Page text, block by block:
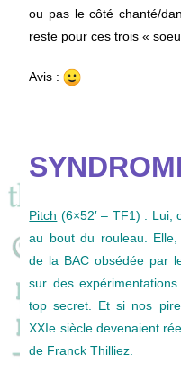
ou pas le côté chanté/
reste pour ces trois «
Avis :
Pitch (6×52′ – TF1) : Lui,
au bout du rouleau. Elle,
de la BAC obsédée par
sur des
top secret. Et si nos
XXIe siècle devenaient
de Franck Thilliez.